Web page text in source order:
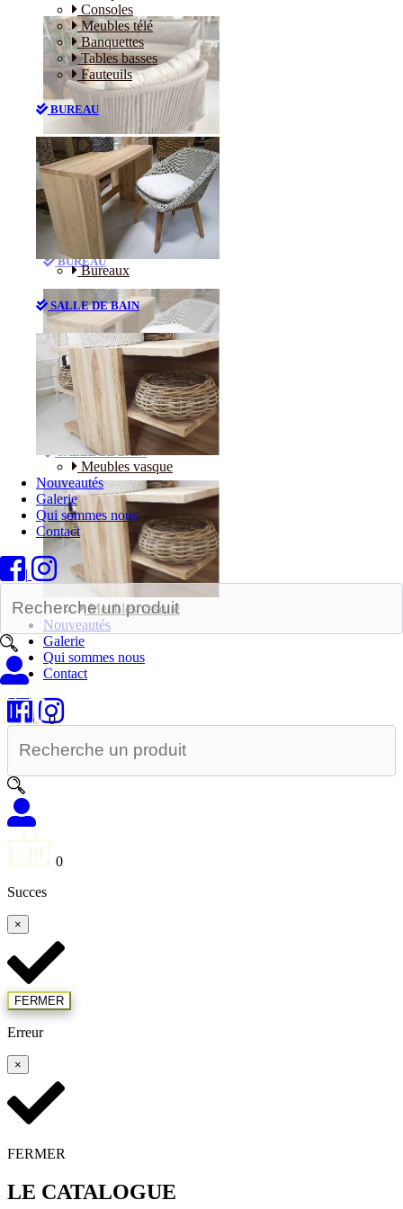
Consoles
Meubles télé
Banquettes
Tables basses
Fauteuils
BUREAU
Bureaux
SALLE DE BAIN
Meubles vasque
Nouveautés
Galerie
Qui sommes nous
Contact
|
0
Canapés
Consoles
Meubles télé
Banquettes
Tables basses
Fauteuils
BUREAU
Bureaux
SALLE DE BAIN
Meubles vasque
Nouveautés
Galerie
Qui sommes nous
Contact
|
0
Succes
×
FERMER
Erreur
×
FERMER
LE CATALOGUE